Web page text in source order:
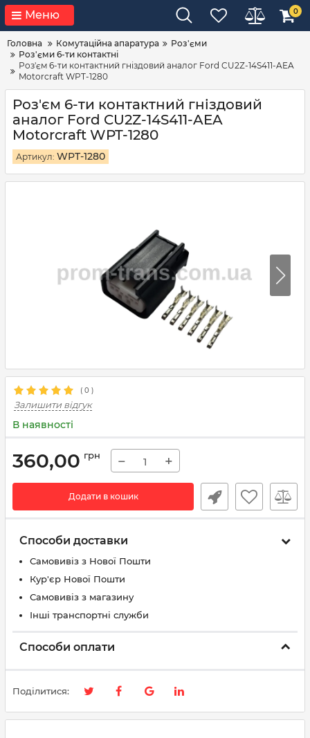
Меню 0
Головна Комутаційна апаратура
Роз'єми
Роз'єми 6-ти контактні
Роз'єм 6-ти контактний гніздовий аналог Ford CU2Z-14S411-AEA
Motorcraft WPT-1280
Роз'єм 6-ти контактний гніздовий
аналог Ford CU2Z-14S411-AEA
Motorcraft WPT-1280
Артикул: WPT-1280
( 0 )
Залишити відгук
В наявності
360,00 грн − +
Додати в кошик
Способи доставки
Самовивіз з Нової Пошти
Кур'єр Нової Пошти
Самовивіз з магазину
Інші транспортні служби
Способи оплати
Поділитися: